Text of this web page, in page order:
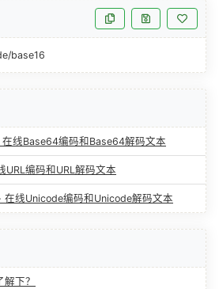
base16
线Base64编码和Base64解码文本
URL编码和URL解码文本
线Unicode编码和Unicode解码文本
下？